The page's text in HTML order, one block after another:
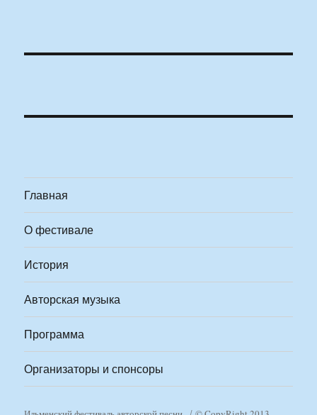
Главная
О фестивале
История
Авторская музыка
Программа
Организаторы и спонсоры